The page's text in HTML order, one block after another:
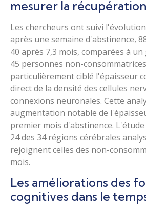
mesurer la récupération
Les chercheurs ont suivi
après une semaine d'abstinence,
40 après 7,3 mois, comparées à
45 personnes non-
particulièrement ciblé l'épaisseur
direct de la densité des cellules
connexions neuronales. Cette
augmentation notable de
premier mois d'abstinence.
24 des 34 régions cérébrales
rejoignent celles des non-
mois.
Les améliorations des
cognitives dans le